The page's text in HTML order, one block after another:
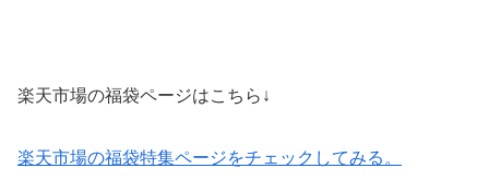
楽天市場の福袋ページはこちら↓
楽天市場の福袋特集ページをチェックしてみる。